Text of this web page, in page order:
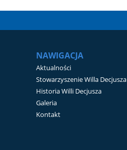
NAWIGACJA
Aktualności
Stowarzyszenie Willa Decjusza
Historia Willi Decjusza
Galeria
Kontakt